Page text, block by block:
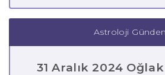
Astroloji
31 Aralık 2024